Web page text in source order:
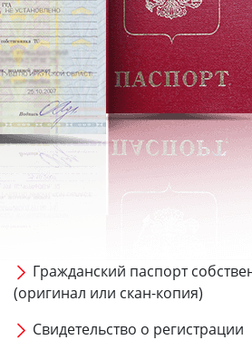
Гражданский паспорт
(оригинал или скан-копия)
Свидетельство о регистрации